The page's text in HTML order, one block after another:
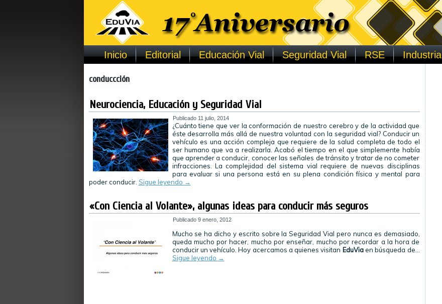
Inicio Editorial Educación Vial Seguridad Vial RSE Industria
conduccción
Neurociencia, Educación y Seguridad Vial
Publicado 11 julio, 2014
¿Cuánto tiene que ver la conformación de nuestro cerebro y de la actividad que
éste desarrolla más allá de nuestra voluntad con la seguridad vial? Conducir un
vehículo es una acción compleja que requiere de la salud completa de todo el
ser humano que va a realizarla. Acabó el tiempo en el que simplemente había
que aprender a conducir, conocer las señales de tránsito y tratar de no cometer
infracciones. La complejidad del sistema vial requiere de nuevas disciplinas
para evaluar si una persona está en su plena condición física y mental para
poder conducir. Sigue leyendo →
«Con Ciencia al Volante», algunas ideas para conducir más seguros
Publicado 9 enero, 2012
Mucho se ha dicho y escrito sobre la Seguridad Vial pero nunca es demasiado,
queda mucho por hacer, mucho por enseñar, mucho por recordar a la hora de
conducir un vehículo. Hoy acercamos a quienes visitan EduViaen búsqueda de…
Sigue leyendo →